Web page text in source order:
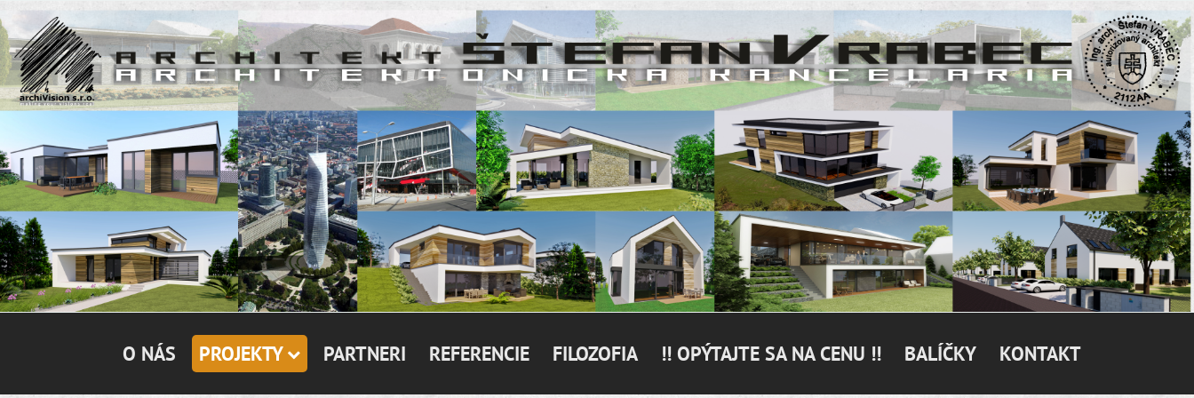
O NÁS PROJEKTY PARTNERI REFERENCIE FILOZOFIA !! OPÝTAJTE SA NA CENU !! BALÍČKY KONTAKT